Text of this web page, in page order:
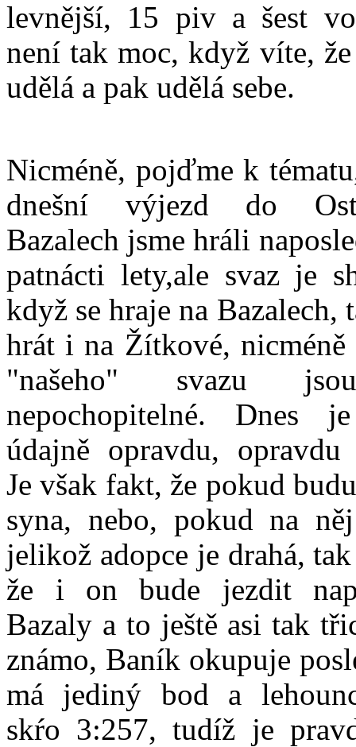
levnější, 15 piv a šest
není tak moc, když víte,
udělá a pak udělá sebe.
Nicméně, pojďme k
dnešní výjezd do
Bazalech jsme hráli
patnácti lety,ale svaz je
když se hraje na Bazalech,
hrát i na Žítkové, nicméně
"našeho" svazu
nepochopitelné. Dnes
údajně opravdu, opravdu
Je však fakt, že pokud
syna, nebo, pokud na
jelikož adopce je drahá,
že i on bude jezdit
Bazaly a to ještě asi tak
známo, Baník okupuje
má jediný bod a
skŕo 3:257, tudíž je